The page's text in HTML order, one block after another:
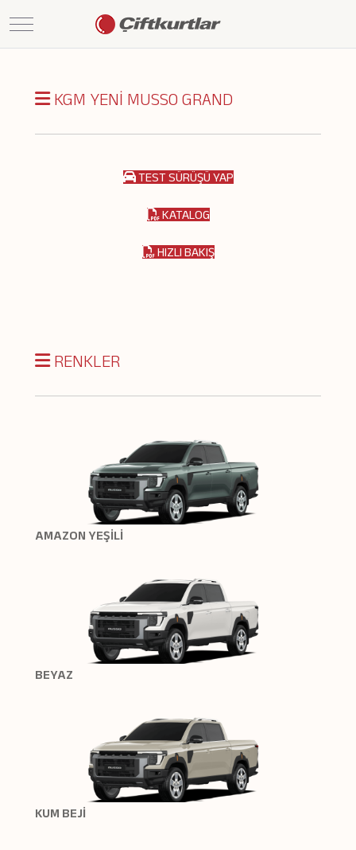
Mobile Menu Toggle
KGM YENİ MUSSO GRAND
TEST SÜRÜŞÜ YAP
KATALOG
HIZLI BAKIŞ
RENKLER
AMAZON YEŞİLİ
BEYAZ
KUM BEJİ